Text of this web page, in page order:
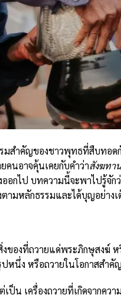
มสำคัญของชาวพุทธที่สืบทอ
คนอาจคุ้นเคยกับคำว่าสังฆทาน
ไป บทความนี้จะพาไปรู้จักว่
ตามหลักธรรมและได้บุญอย่าง
ของที่ถวายแด่พระภิกษุสงฆ์
หนึ่ง หรือถวายในโอกาสสำ
เป็น เครื่องถวายที่เกิดจากค